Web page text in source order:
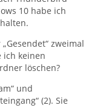
10 habe ich
zweimal
ich keinen
löschen?
und
(2). Sie